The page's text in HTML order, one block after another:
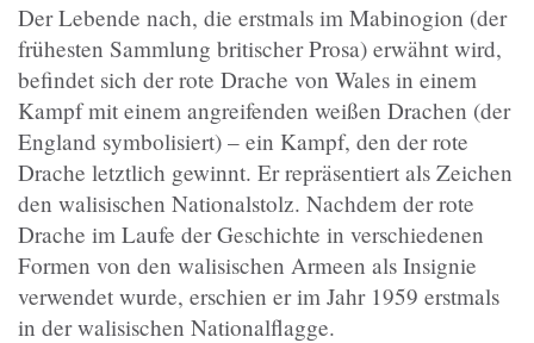
Der Lebende nach, die erstmals im Mabinogion (der
frühesten Sammlung britischer Prosa) erwähnt wird,
befindet sich der rote Drache von Wales in einem
Kampf mit einem angreifenden weißen Drachen (der
England symbolisiert) – ein Kampf, den der rote
Drache letztlich gewinnt. Er repräsentiert als Zeichen
den walisischen Nationalstolz. Nachdem der rote
Drache im Laufe der Geschichte in verschiedenen
Formen von den walisischen Armeen als Insignie
verwendet wurde, erschien er im Jahr 1959 erstmals
in der walisischen Nationalflagge.